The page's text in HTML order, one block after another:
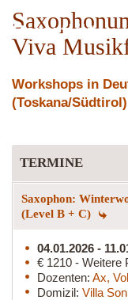
Querflöte
Viva
Workshops in
(Toskana/Südtirol)
TERMINE
Saxophon:
(Level B + C)
04.01.2026 -
€ 1210 - Weitere
Dozenten: Ax,
Domizil: Villa